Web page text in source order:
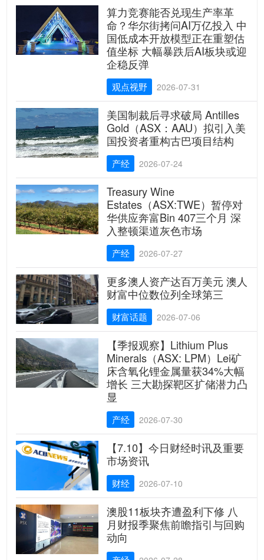
算力竞赛能否兑现生产率革
命？华尔街拷问AI万亿投入 中
国低成本开放模型正在重塑估
值坐标 大幅暴跌后AI板块或迎
企稳反弹
观点视野 2026-07-31
美国制裁后寻求破局 Antilles
Gold（ASX：AAU）拟引入美
国投资者重构古巴项目结构
产经 2026-07-24
Treasury Wine
Estates（ASX:TWE）暂停对
华供应奔富Bin 407三个月 深
入整顿渠道灰色市场
产经 2026-07-27
更多澳人资产达百万美元 澳人
财富中位数位列全球第三
财富话题 2026-07-06
【季报观察】Lithium Plus
Minerals（ASX: LPM）Lei矿
床含氧化锂金属量获34%大幅
增长 三大勘探靶区扩储潜力凸
显
产经 2026-07-30
【7.10】今日财经时讯及重要
市场资讯
财经 2026-07-10
澳股11板块齐遭盈利下修 八
月财报季聚焦前瞻指引与回购
动向